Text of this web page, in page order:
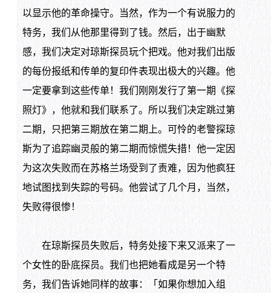
以显示他的革命操守。当然，作为一个有说服力的
特务，我们从他那里得到了钱。然后，出于幽默
感，我们决定对琼斯探员玩个把戏。他对我们出版
的每份报纸和传单的复印件表现出极大的兴趣。他
一定要拿到这些传单！我们刚刚发行了第一期《探
照灯》，他就和我们联系了。所以我们决定跳过第
二期，只把第三期放在第二期上。可怜的老警探琼
斯为了追踪幽灵般的第二期而惊慌失措！他一定因
为这次失败而在苏格兰场受到了责难，因为他疯狂
地试图找到失踪的号码。他尝试了几个月，当然，
失败得很惨！
在琼斯探员失败后，特务处接下来又派来了一
个女性的卧底探员。我们也把她看成是另一个特
务，我们告诉她同样的故事：「如果你想加入组